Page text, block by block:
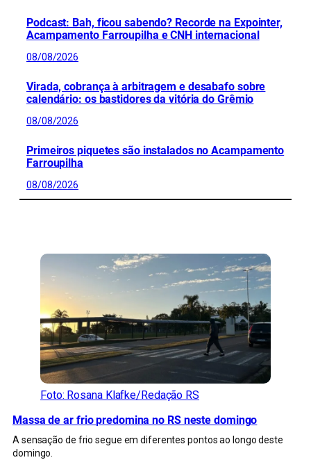
Podcast: Bah, ficou sabendo? Recorde na Expointer,
Acampamento Farroupilha e CNH internacional
08/08/2026
Virada, cobrança à arbitragem e desabafo sobre
calendário: os bastidores da vitória do Grêmio
08/08/2026
Primeiros piquetes são instalados no Acampamento
Farroupilha
08/08/2026
Foto: Rosana Klafke/Redação RS
Massa de ar frio predomina no RS neste domingo
A sensação de frio segue em diferentes pontos ao longo deste
domingo.